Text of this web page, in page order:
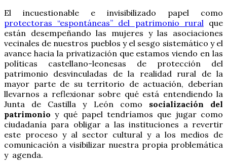
El incuestionable e invisibilizado papel como
protectoras “espontáneas” del patrimonio rural que
están desempeñando las mujeres y las asociaciones
vecinales de nuestros pueblos y el sesgo sistemático y el
avance hacia la privatización que estamos viendo en las
políticas castellano-leonesas de protección del
patrimonio desvinculadas de la realidad rural de la
mayor parte de su territorio de actuación, deberían
llevarnos a reflexionar sobre qué está entendiendo la
Junta de Castilla y León como socialización del
patrimonio y qué papel tendríamos que jugar como
ciudadanía para obligar a las instituciones a revertir
este proceso y al sector cultural y a los medios de
comunicación a visibilizar nuestra propia problemática
y agenda.